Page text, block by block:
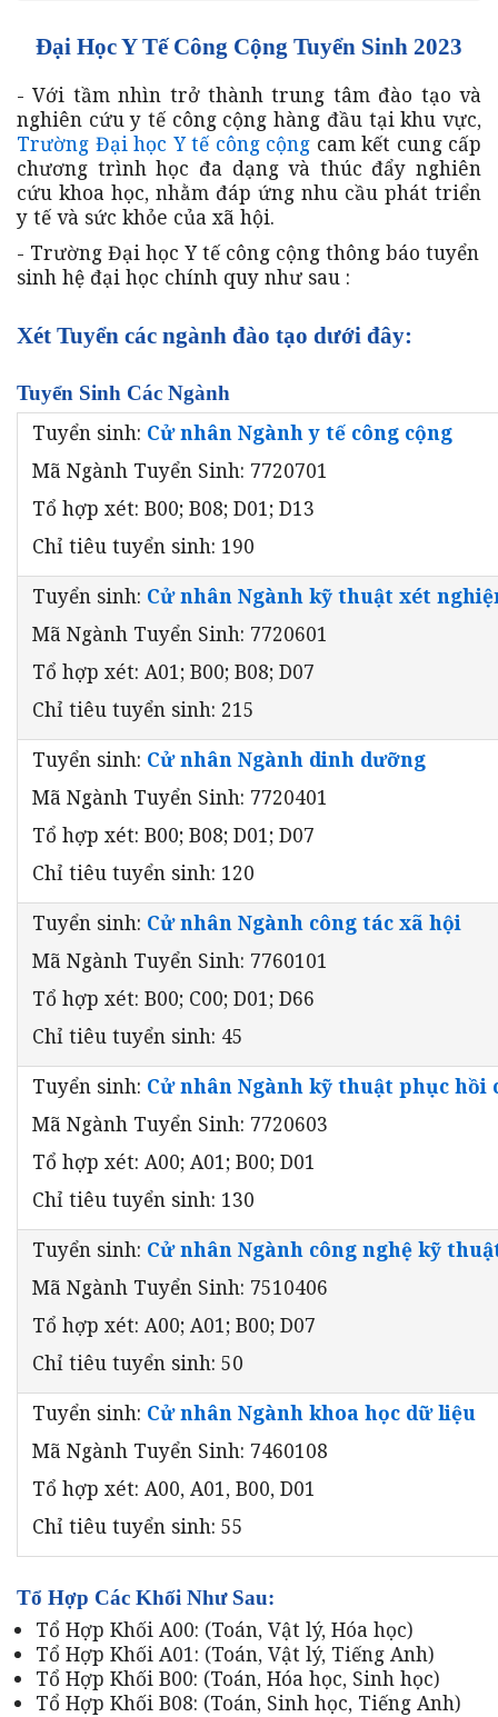
Đại Học Y Tế Công Cộng Tuyển Sinh 2023
- Với tầm nhìn trở thành trung tâm đào tạo và
nghiên cứu y tế công cộng hàng đầu tại khu vực,
Trường Đại học Y tế công cộng cam kết cung cấp
chương trình học đa dạng và thúc đẩy nghiên
cứu khoa học, nhằm đáp ứng nhu cầu phát triển
y tế và sức khỏe của xã hội.
- Trường Đại học Y tế công cộng thông báo tuyển
sinh hệ đại học chính quy như sau :
Xét Tuyển các ngành đào tạo dưới đây:
Tuyển Sinh Các Ngành
Tuyển sinh: Cử nhân Ngành y tế công cộng
Mã Ngành Tuyển Sinh: 7720701
Tổ hợp xét: B00; B08; D01; D13
Chỉ tiêu tuyển sinh: 190
Tuyển sinh: Cử nhân Ngành kỹ thuật xét
Mã Ngành Tuyển Sinh: 7720601
Tổ hợp xét: A01; B00; B08; D07
Chỉ tiêu tuyển sinh: 215
Tuyển sinh: Cử nhân Ngành dinh dưỡng
Mã Ngành Tuyển Sinh: 7720401
Tổ hợp xét: B00; B08; D01; D07
Chỉ tiêu tuyển sinh: 120
Tuyển sinh: Cử nhân Ngành công tác xã hội
Mã Ngành Tuyển Sinh: 7760101
Tổ hợp xét: B00; C00; D01; D66
Chỉ tiêu tuyển sinh: 45
Tuyển sinh: Cử nhân Ngành kỹ thuật phục hồi
Mã Ngành Tuyển Sinh: 7720603
Tổ hợp xét: A00; A01; B00; D01
Chỉ tiêu tuyển sinh: 130
Tuyển sinh: Cử nhân Ngành công nghệ kỹ
Mã Ngành Tuyển Sinh: 7510406
Tổ hợp xét: A00; A01; B00; D07
Chỉ tiêu tuyển sinh: 50
Tuyển sinh: Cử nhân Ngành khoa học dữ liệu
Mã Ngành Tuyển Sinh: 7460108
Tổ hợp xét: A00, A01, B00, D01
Chỉ tiêu tuyển sinh: 55
Tổ Hợp Các Khối Như Sau:
Tổ Hợp Khối A00: (Toán, Vật lý, Hóa học)
Tổ Hợp Khối A01: (Toán, Vật lý, Tiếng Anh)
Tổ Hợp Khối B00: (Toán, Hóa học, Sinh học)
Tổ Hợp Khối B08: (Toán, Sinh học, Tiếng Anh)